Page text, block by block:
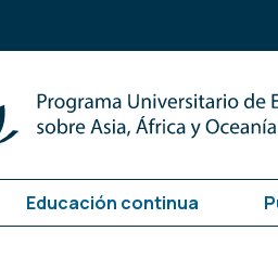
Educación continua